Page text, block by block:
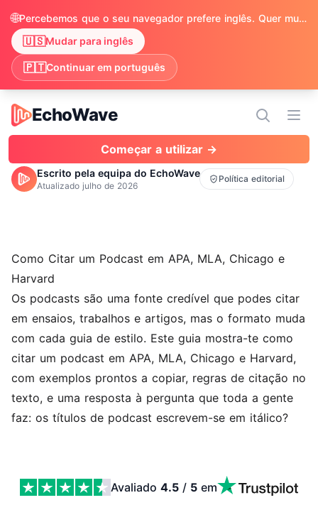
EchoWave
EchoWave
Começar a utilizar →
Escrito pela equipa do EchoWave
Atualizado julho de 2026
Política editorial
Como Citar um Podcast em APA, MLA, Chicago e
Harvard
Os podcasts são uma fonte credível que podes citar
em ensaios, trabalhos e artigos, mas o formato muda
com cada guia de estilo. Este guia mostra-te como
citar um podcast em APA, MLA, Chicago e Harvard,
com exemplos prontos a copiar, regras de citação no
texto, e uma resposta à pergunta que toda a gente
faz: os títulos de podcast escrevem-se em itálico?
Avaliado 4.5 / 5 em
🌐 Percebemos que o seu navegador prefere inglês. Quer mudar para ver o conteúdo em inglês?
🇺🇸Mudar para inglês
🇵🇹Continuar em português